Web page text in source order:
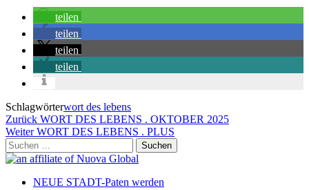
teilen
teilen
teilen
teilen
Schlagwörterwort des lebens
Beitragsnavigation
Vorheriger
Beitrag
Zurück WORT DES LEBENS . OKTOBER 2025
Nächster
Beitrag
Weiter WORT DES LEBENS . PLUS
Suchen
nach:
NEUE STADT-Paten werden